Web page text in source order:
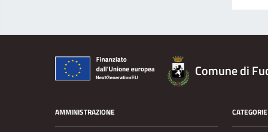
Comune di
AMMINISTRAZIONE